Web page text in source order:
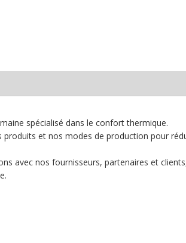
spécialisé dans le confort thermique.
produits et nos modes de production pour
avec nos fournisseurs, partenaires et